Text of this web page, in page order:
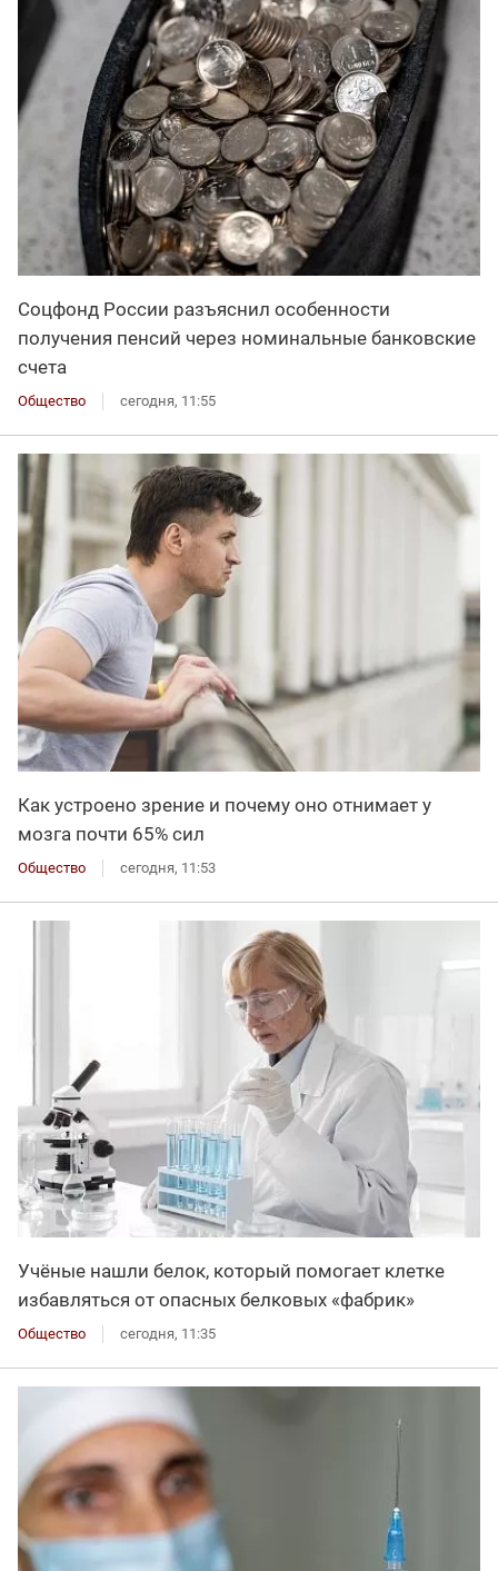
Соцфонд России разъяснил особенности
получения пенсий через номинальные банковские
счета
Общество сегодня, 11:55
Как устроено зрение и почему оно отнимает у
мозга почти 65% сил
Общество сегодня, 11:53
Учёные нашли белок, который помогает клетке
избавляться от опасных белковых «фабрик»
Общество сегодня, 11:35